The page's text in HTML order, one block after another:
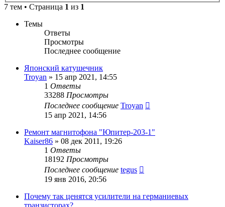
7 тем • Страница 1 из 1
Темы
Ответы
Просмотры
Последнее сообщение
Японский катушечник
Troyan » 15 апр 2021, 14:55
1 Ответы
33288 Просмотры
Последнее сообщение Troyan
15 апр 2021, 14:56
Ремонт магнитофона "Юпитер-203-1"
Kaiser86 » 08 дек 2011, 19:26
1 Ответы
18192 Просмотры
Последнее сообщение tegus
19 янв 2016, 20:56
Почему так ценятся усилители на германиевых
транзисторах?